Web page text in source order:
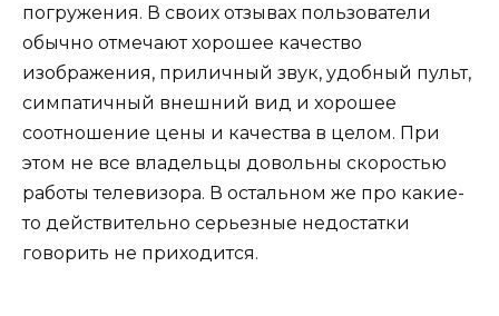
погружения. В своих отзывах пользователи
обычно отмечают хорошее качество
изображения, приличный звук, удобный пульт,
симпатичный внешний вид и хорошее
соотношение цены и качества в целом. При
этом не все владельцы довольны скоростью
работы телевизора. В остальном же про какие-
то действительно серьезные недостатки
говорить не приходится.